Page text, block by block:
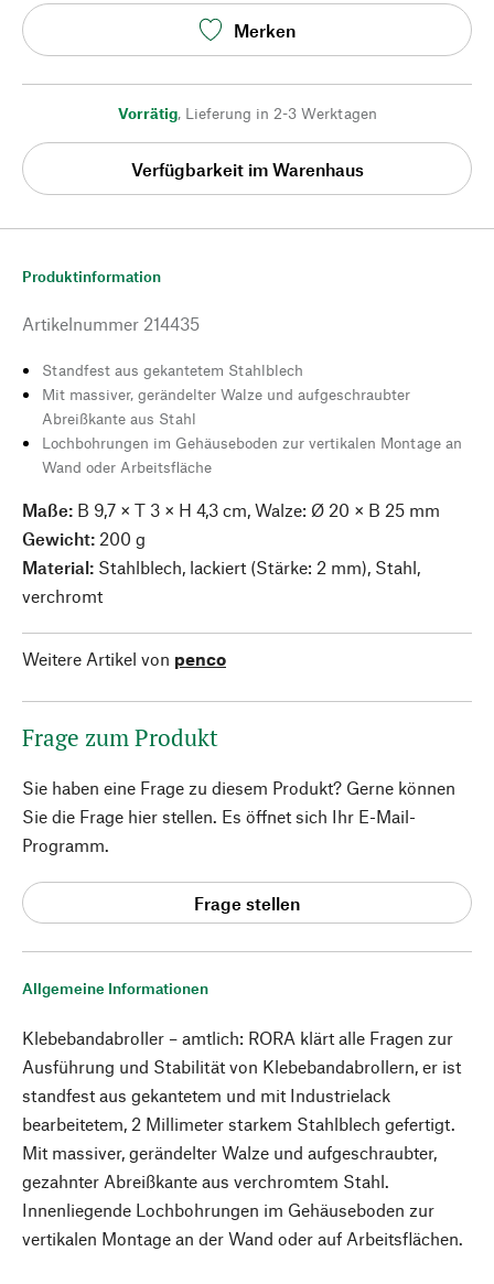
Merken
Vorrätig, Lieferung in 2-3 Werktagen
Verfügbarkeit im Warenhaus
Allgemeine Informationen
Klebebandabroller – amtlich: RORA klärt alle Fragen zur
Ausführung und Stabilität von Klebebandabrollern, er ist
standfest aus gekantetem und mit Industrielack
bearbeitetem, 2 Millimeter starkem Stahlblech gefertigt.
Mit massiver, gerändelter Walze und aufgeschraubter,
gezahnter Abreißkante aus verchromtem Stahl.
Innenliegende Lochbohrungen im Gehäuseboden zur
vertikalen Montage an der Wand oder auf Arbeitsflächen.
Produktinformation
Artikelnummer 214435
Standfest aus gekantetem Stahlblech
Mit massiver, gerändelter Walze und aufgeschraubter
Abreißkante aus Stahl
Lochbohrungen im Gehäuseboden zur vertikalen Montage an
Wand oder Arbeitsfläche
Maße: B 9,7 × T 3 × H 4,3 cm, Walze: Ø 20 × B 25 mm
Gewicht: 200 g
Material: Stahlblech, lackiert (Stärke: 2 mm), Stahl,
verchromt
Weitere Artikel von penco
Frage zum Produkt
Sie haben eine Frage zu diesem Produkt? Gerne können
Sie die Frage hier stellen. Es öffnet sich Ihr E-Mail-
Programm.
Frage stellen